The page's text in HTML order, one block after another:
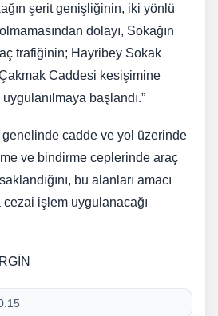
şerit genişliğinin, iki yönlü
dolayı, Sokağın
trafiğinin; Hayribey Sokak
Caddesi kesişimine
başlandı.”
genelinde cadde ve yol üzerinde
ve bindirme ceplerinde araç
bu alanları amacı
cezai işlem uygulanacağı